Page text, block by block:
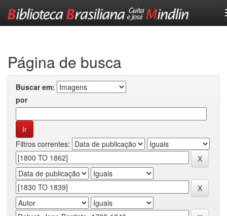
Página de busca
Buscar em:
por
Filtros correntes: